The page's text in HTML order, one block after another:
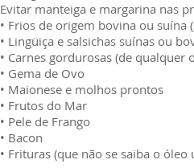
Evitar manteiga e margarina nas
• Frios de origem bovina ou suína
• Lingüiça e salsichas suínas ou
• Carnes gordurosas (de
• Gema de Ovo
• Maionese e molhos prontos
• Frutos do Mar
• Pele de Frango
• Bacon
• Frituras (que não se saiba o